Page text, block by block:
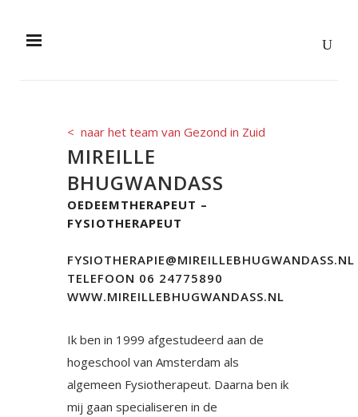
< naar het team van Gezond in Zuid
MIREILLE
BHUGWANDASS
OEDEEMTHERAPEUT –
FYSIOTHERAPEUT
FYSIOTHERAPIE@MIREILLEBHUGWANDASS.NL
TELEFOON 06 24775890
WWW.MIREILLEBHUGWANDASS.NL
Ik ben in 1999 afgestudeerd aan de
hogeschool van Amsterdam als
algemeen Fysiotherapeut. Daarna ben ik
mij gaan specialiseren in de